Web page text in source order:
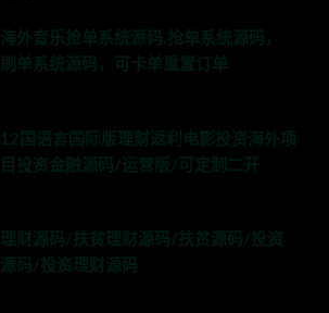
海外音乐抢单系统源码,抢单系统源码，
刷单系统源码，可卡单重置订单
12国语言国际版理财返利电影投资海外项
目投资金融源码/运营版/可定制二开
理财源码/扶贫理财源码/扶贫源码/投资
源码/投资理财源码